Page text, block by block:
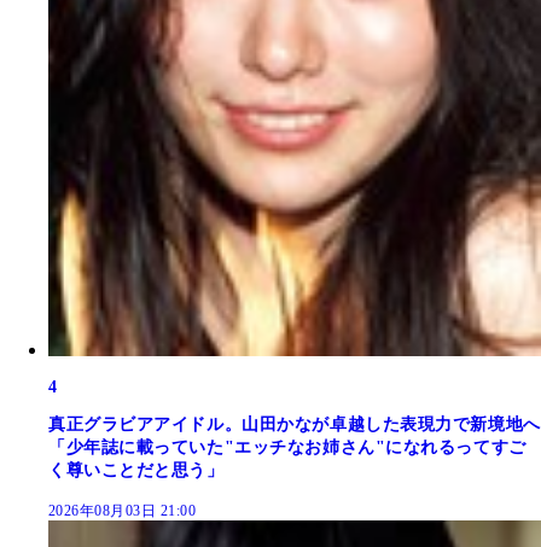
4
真正グラビアアイドル。山田かなが卓越した表現力で新境地へ
「少年誌に載っていた"エッチなお姉さん"になれるってすご
く尊いことだと思う」
2026年08月03日 21:00